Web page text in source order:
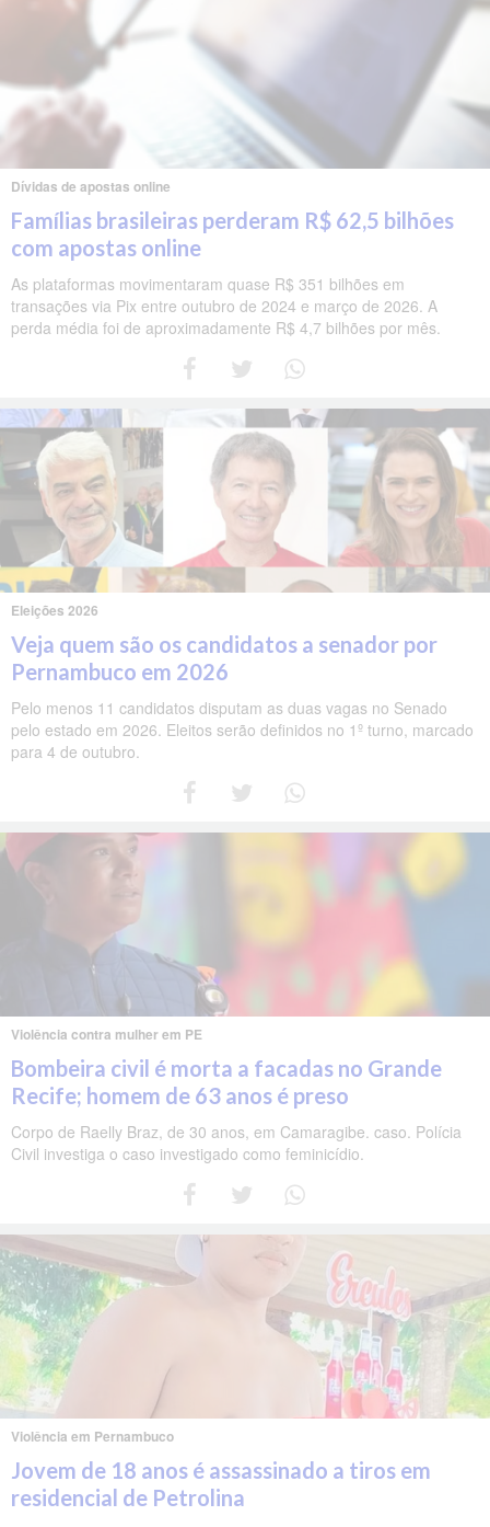
Dívidas de apostas online
Famílias brasileiras perderam R$ 62,5 bilhões
com apostas online
As plataformas movimentaram quase R$ 351 bilhões em
transações via Pix entre outubro de 2024 e março de 2026. A
perda média foi de aproximadamente R$ 4,7 bilhões por mês.
Eleições 2026
Veja quem são os candidatos a senador por
Pernambuco em 2026
Pelo menos 11 candidatos disputam as duas vagas no Senado
pelo estado em 2026. Eleitos serão definidos no 1º turno, marcado
para 4 de outubro.
Violência contra mulher em PE
Bombeira civil é morta a facadas no Grande
Recife; homem de 63 anos é preso
Corpo de Raelly Braz, de 30 anos, em Camaragibe. caso. Polícia
Civil investiga o caso investigado como feminicídio.
Violência em Pernambuco
Jovem de 18 anos é assassinado a tiros em
residencial de Petrolina